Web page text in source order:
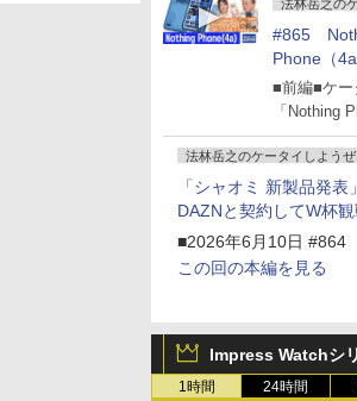
法林岳之の
#865
Phone（
■前編■ケー
「Nothing
法林岳之のケータイしようぜ
「シャオミ 新製品発表
DAZNと契約してW杯観
■2026年6月10日 #864
この回の本編を見る
Impress Watchシ
1時間 24時間